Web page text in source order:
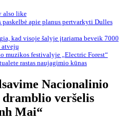
also like
paskelbė apie planus pertvarkyti Dulles
kad visoje šalyje įtariama beveik 7000
atvejų
muzikos festivalyje „Electric Forest“
rastas naujagimio kūnas
Nacionalinio
dramblio veršelis
Mai“